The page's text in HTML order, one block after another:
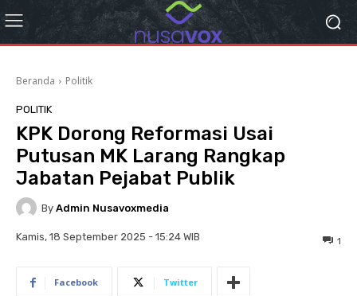
Beranda Politik
POLITIK
KPK Dorong Reformasi Usai
Putusan MK Larang Rangkap
Jabatan Pejabat Publik
By Admin Nusavoxmedia
Kamis, 18 September 2025 - 15:24 WIB 1
Facebook Twitter